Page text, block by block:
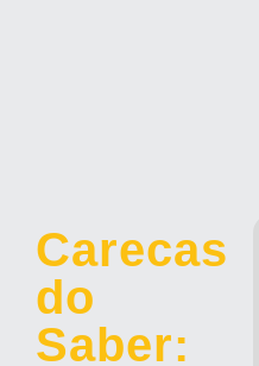
Carecas
do
Saber: